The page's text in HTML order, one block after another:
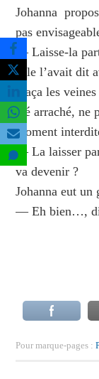
Johanna
pas
— Laisse‑la
Elle l’avait dit
glaça les
été arraché, ne
moment
— La laisser
va devenir ?
Johanna eut un
— Eh bien…,
Pour marque-pages :